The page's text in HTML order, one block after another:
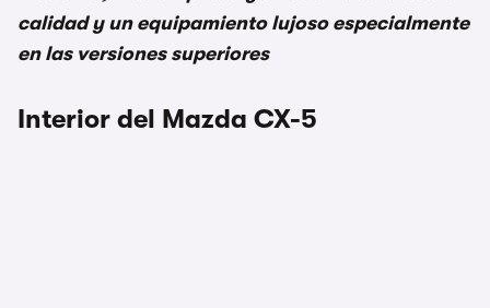
calidad y un equipamiento lujoso especialmente
en las versiones superiores
Interior del Mazda CX-5